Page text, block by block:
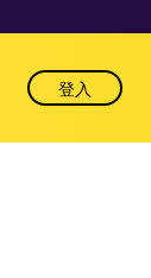
登入